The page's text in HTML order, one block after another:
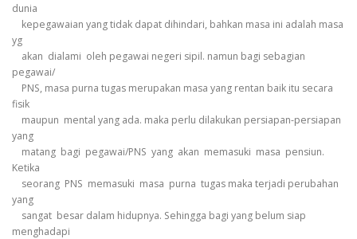
dunia
kepegawaian yang tidak dapat dihindari, bahkan masa ini adalah masa
yg
akan dialami oleh pegawai negeri sipil. namun bagi sebagian
pegawai/
PNS, masa purna tugas merupakan masa yang rentan baik itu secara
fisik
maupun mental yang ada. maka perlu dilakukan persiapan-persiapan
yang
matang bagi pegawai/PNS yang akan memasuki masa pensiun.
Ketika
seorang PNS memasuki masa purna tugas maka terjadi perubahan
yang
sangat besar dalam hidupnya. Sehingga bagi yang belum siap
menghadapi